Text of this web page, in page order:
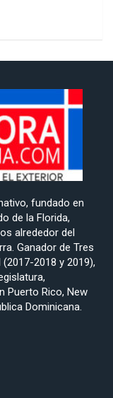
fundado en
de la Florida,
alrededor del
Ganador de Tres
2018 y 2019),
Puerto Rico, New
Dominicana.